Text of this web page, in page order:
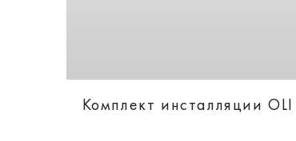
Комплект инсталляции